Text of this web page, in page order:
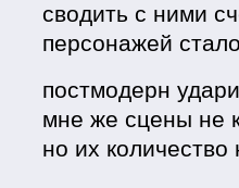
сводить с ними
персонажей
постмодерн
мне же сцены не
но их количество